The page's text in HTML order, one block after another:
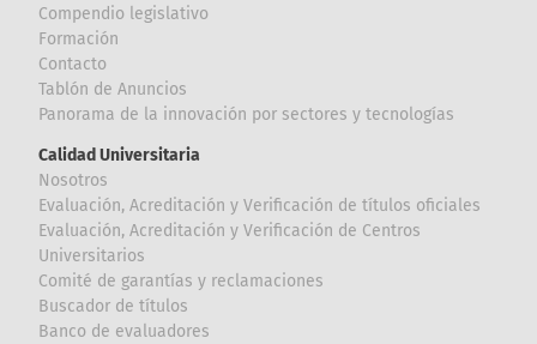
Compendio legislativo
Formación
Contacto
Tablón de Anuncios
Panorama de la innovación por sectores y tecnologías
Calidad Universitaria
Nosotros
Evaluación, Acreditación y Verificación de títulos oficiales
Evaluación, Acreditación y Verificación de Centros
Universitarios
Comité de garantías y reclamaciones
Buscador de títulos
Banco de evaluadores